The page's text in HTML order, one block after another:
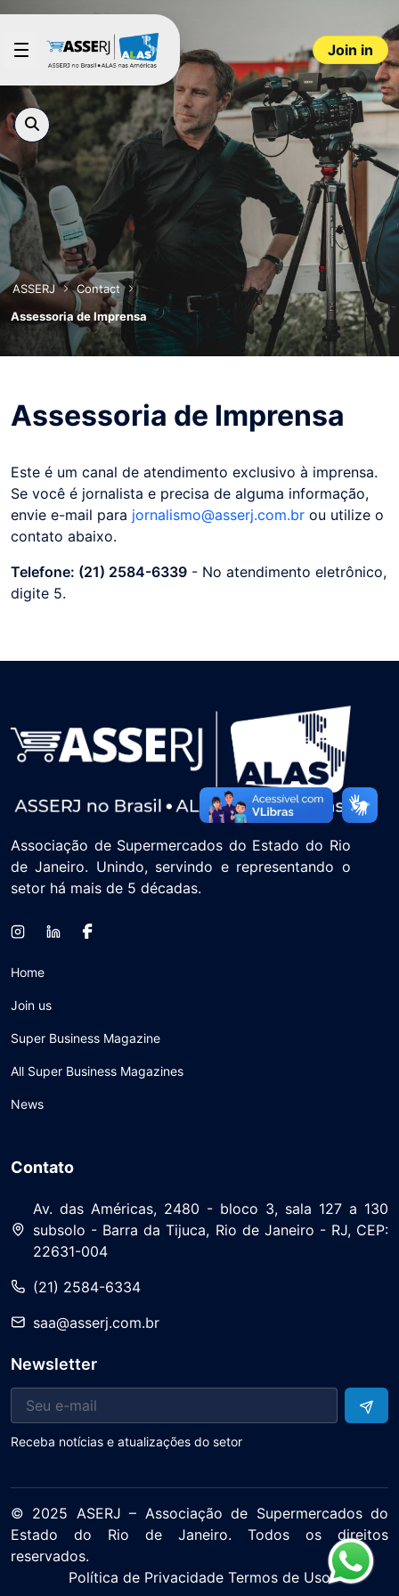
Skip to Main Content
Join in
ASSERJ
Contact
Assessoria de Imprensa
Assessoria de Imprensa
Este é um canal de atendimento exclusivo à imprensa.
Se você é jornalista e precisa de alguma informação,
envie e-mail para jornalismo@asserj.com.br ou utilize o
contato abaixo.
Telefone: (21) 2584-6339 - No atendimento eletrônico,
digite 5.
Quero Receber
Associação de Supermercados do Estado do Rio
de Janeiro. Unindo, servindo e representando o
setor há mais de 5 décadas.
Home
Join us
Super Business Magazine
All Super Business Magazines
News
Contato
Av. das Américas, 2480 - bloco 3, sala 127 a 130
subsolo - Barra da Tijuca, Rio de Janeiro - RJ, CEP:
22631-004
(21) 2584-6334
saa@asserj.com.br
Newsletter
Receba notícias e atualizações do setor
© 2025 ASERJ – Associação de Supermercados do
Estado do Rio de Janeiro. Todos os direitos
reservados.
Política de Privacidade Termos de Uso